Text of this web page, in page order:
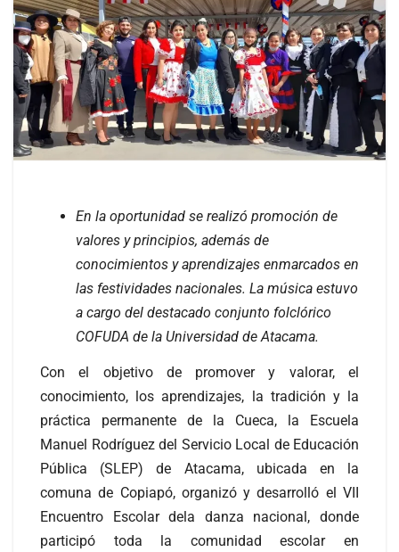
En la oportunidad se realizó promoción de
valores y principios, además de
conocimientos y aprendizajes enmarcados en
las festividades nacionales. La música estuvo
a cargo del destacado conjunto folclórico
COFUDA de la Universidad de Atacama.
Con el objetivo de promover y valorar, el
conocimiento, los aprendizajes, la tradición y la
práctica permanente de la Cueca, la Escuela
Manuel Rodríguez del Servicio Local de Educación
Pública (SLEP) de Atacama, ubicada en la
comuna de Copiapó, organizó y desarrolló el VII
Encuentro Escolar dela danza nacional, donde
participó toda la comunidad escolar en